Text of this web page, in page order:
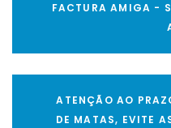
FACTURA AMIGA -
ATENÇÃO AO
DE MATAS, EVITE